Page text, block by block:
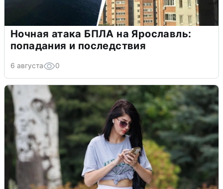
Ночная атака БПЛА на Ярославль:
попадания и последствия
6 августа 0